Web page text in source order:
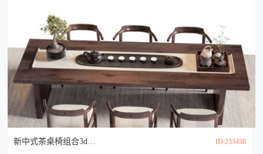
新中式茶桌椅组合3d模型 ID:233438